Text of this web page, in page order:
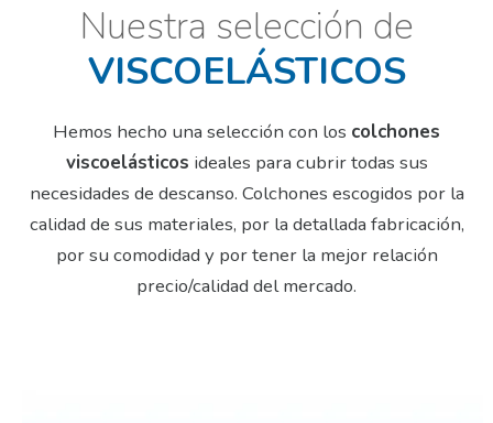
Nuestra selección de
VISCOELÁSTICOS
Hemos hecho una selección con los colchones
viscoelásticos ideales para cubrir todas sus
necesidades de descanso. Colchones escogidos por la
calidad de sus materiales, por la detallada fabricación,
por su comodidad y por tener la mejor relación
precio/calidad del mercado.